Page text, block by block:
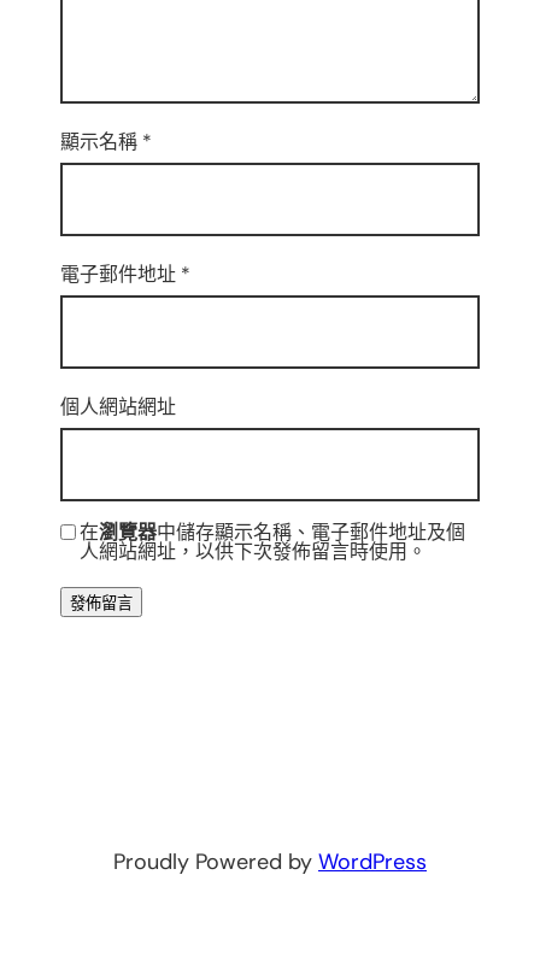
顯示名稱 *
電子郵件地址 *
個人網站網址
在瀏覽器中儲存顯示名稱、電子郵件地址及個
人網站網址，以供下次發佈留言時使用。
Proudly Powered by WordPress